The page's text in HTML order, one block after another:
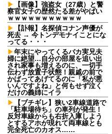
【画像】強盗女（27歳）と警
察官女子の歴然たる差がやばい
ｗｗｗｗｗｗｗｗｗｗｗ
【訃報】名探偵コナン声優が
死去 → 今トンデモナイことにな
ってる・・・
年末にやってくるバカ実兄夫
婦に絶望…自分の部屋を追い出
され家事も増えるのに、一切手
伝わず放置子状態！親戚の前で
かばってあげてるのに「私が悪
いんですよね」と何もせず泣く
だけの義姉にイラ
【ブチギレ】狭い2車線道路で
「駐車場待ち」の車列が発生！
反対車線からも右折入庫しよう
とするアホが現れて両車線とも
完全死亡のカオス……